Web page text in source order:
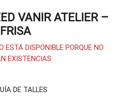
VANIR ATELIER –
FRISA
ESTÁ DISPONIBLE PORQUE NO
EXISTENCIAS.
DE TALLES